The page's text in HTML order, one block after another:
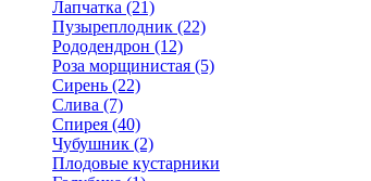
Лапчатка (21)
Пузыреплодник (22)
Рододендрон (12)
Роза морщинистая (5)
Сирень (22)
Слива (7)
Спирея (40)
Чубушник (2)
Плодовые кустарники